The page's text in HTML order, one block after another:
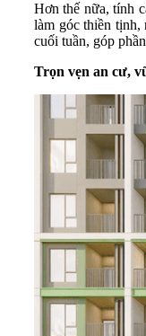
Hơn thế nữa, tính
làm góc thiền
cuối tuần, góp
Trọn vẹn an cư,